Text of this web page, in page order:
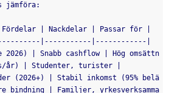
jämföra:
| Nackdelar | Passar för |
|-----------|------------|
| Snabb cashflow | Hög omsättn
år) | Studenter, turister |
(2026+) | Stabil inkomst (95% belä
bindning | Familjer, yrkesverksamma